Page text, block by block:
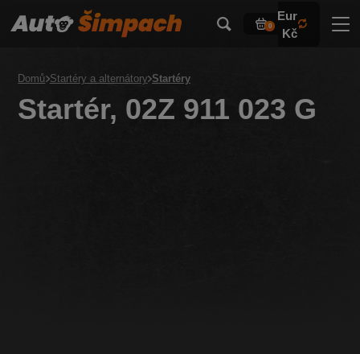
0
Eur
Kč
Domů Startéry a alternátory Startéry
Startér, 02Z 911 023 G